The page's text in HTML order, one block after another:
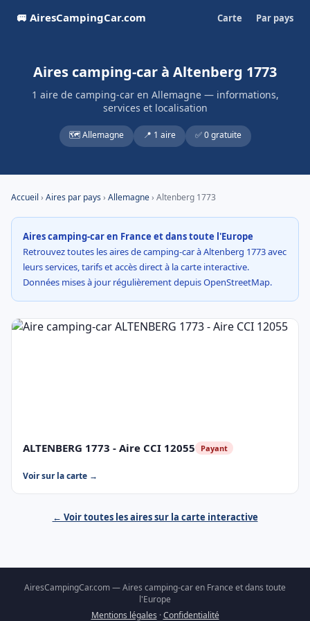
🚐 AiresCampingCar.com Carte Par pays
Aires camping-car à Altenberg 1773
1 aire de camping-car en Allemagne — informations,
services et localisation
🗺️ Allemagne 📍 1 aire ✅ 0 gratuite
Accueil › Aires par pays› Allemagne› Altenberg 1773
Aires camping-car en France et dans toute l'Europe
Retrouvez toutes les aires de camping-car à Altenberg 1773 avec
leurs services, tarifs et accès direct à la carte interactive.
Données mises à jour régulièrement depuis OpenStreetMap.
ALTENBERG 1773 - Aire CCI 12055 Payant
Voir sur la carte →
← Voir toutes les aires sur la carte interactive
AiresCampingCar.com — Aires camping-car en France et dans toute
l'Europe
Mentions légales ·Confidentialité